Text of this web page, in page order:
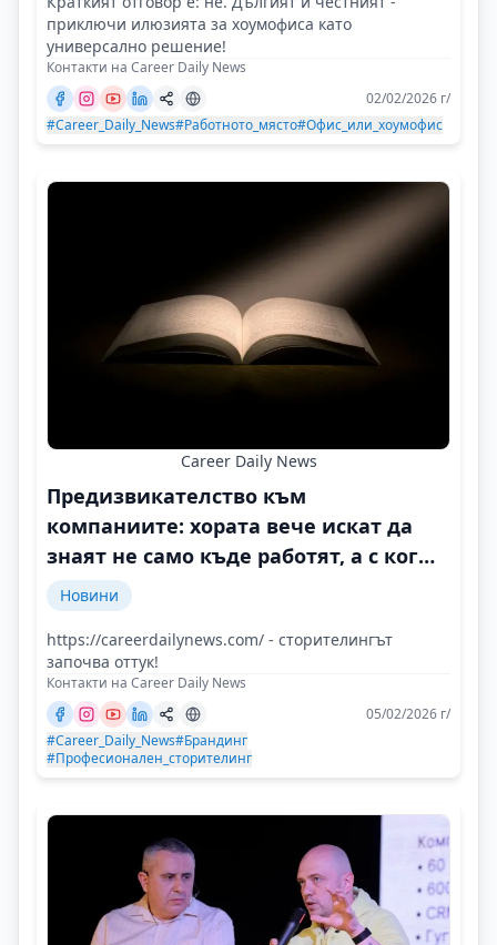
приключи илюзията за хоумофиса като
универсално решение!
Контакти на Career Daily News
02/02/2026 г/
#Career_Daily_News#Работното_място#Офис_или_хоумофис
Career Daily News
Предизвикателство към
компаниите: хората вече искат да
знаят не само къде работят, а с кого
и защо
Новини
https://careerdailynews.com/ - сторителингът
започва оттук!
Контакти на Career Daily News
05/02/2026 г/
#Career_Daily_News#Брандинг
#Професионален_сторителинг